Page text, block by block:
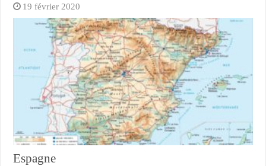
19 février 2020
Espagne